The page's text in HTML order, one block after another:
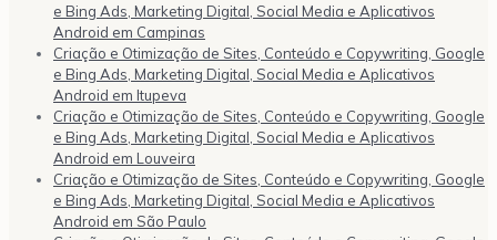
e Bing Ads, Marketing Digital, Social Media e Aplicativos
Android em Campinas
Criação e Otimização de Sites, Conteúdo e Copywriting, Google
e Bing Ads, Marketing Digital, Social Media e Aplicativos
Android em Itupeva
Criação e Otimização de Sites, Conteúdo e Copywriting, Google
e Bing Ads, Marketing Digital, Social Media e Aplicativos
Android em Louveira
Criação e Otimização de Sites, Conteúdo e Copywriting, Google
e Bing Ads, Marketing Digital, Social Media e Aplicativos
Android em São Paulo